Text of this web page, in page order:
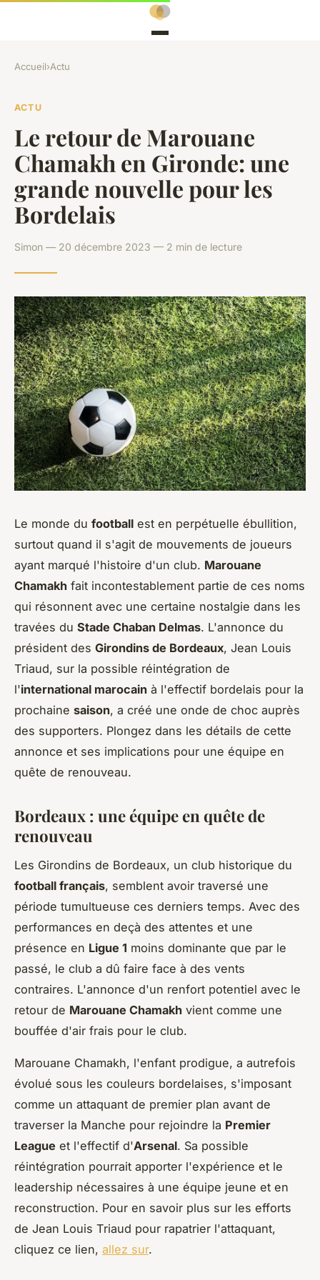
Accueil›Actu
ACTU
Le retour de Marouane
Chamakh en Gironde: une
grande nouvelle pour les
Bordelais
Simon — 20 décembre 2023 — 2 min de lecture
Le monde du football est en perpétuelle ébullition,
surtout quand il s'agit de mouvements de joueurs
ayant marqué l'histoire d'un club. Marouane
Chamakh fait incontestablement partie de ces noms
qui résonnent avec une certaine nostalgie dans les
travées du Stade Chaban Delmas. L'annonce du
président des Girondins de Bordeaux, Jean Louis
Triaud, sur la possible réintégration de
l'international marocain à l'effectif bordelais pour la
prochaine saison, a créé une onde de choc auprès
des supporters. Plongez dans les détails de cette
annonce et ses implications pour une équipe en
quête de renouveau.
Bordeaux : une équipe en quête de
renouveau
Les Girondins de Bordeaux, un club historique du
football français, semblent avoir traversé une
période tumultueuse ces derniers temps. Avec des
performances en deçà des attentes et une
présence en Ligue 1 moins dominante que par le
passé, le club a dû faire face à des vents
contraires. L'annonce d'un renfort potentiel avec le
retour de Marouane Chamakh vient comme une
bouffée d'air frais pour le club.
Marouane Chamakh, l'enfant prodigue, a autrefois
évolué sous les couleurs bordelaises, s'imposant
comme un attaquant de premier plan avant de
traverser la Manche pour rejoindre la Premier
League et l'effectif d'Arsenal. Sa possible
réintégration pourrait apporter l'expérience et le
leadership nécessaires à une équipe jeune et en
reconstruction. Pour en savoir plus sur les efforts
de Jean Louis Triaud pour rapatrier l'attaquant,
cliquez ce lien, allez sur.